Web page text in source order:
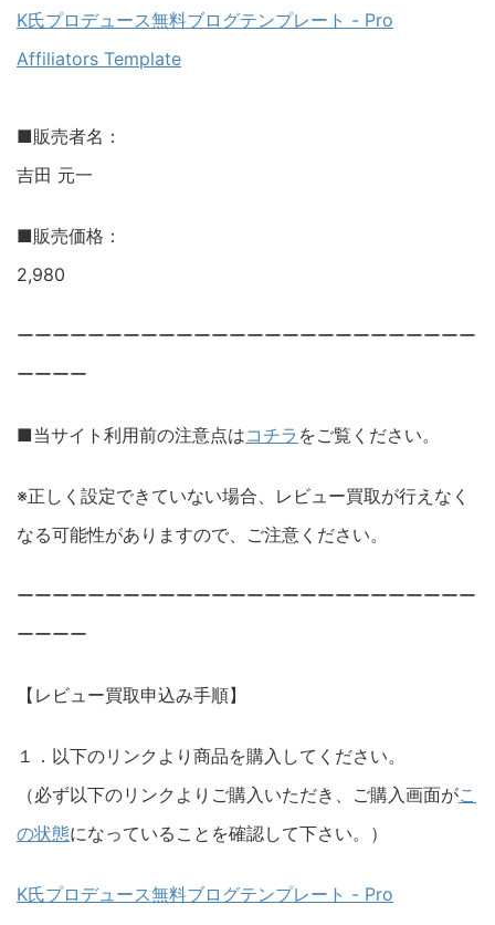
K氏プロデュース無料ブログテンプレート - Pro
Affiliators Template
■販売者名：
吉田 元一
■販売価格：
2,980
ーーーーーーーーーーーーーーーーーーーーーーーーーー
ーーーー
■当サイト利用前の注意点はコチラ をご覧ください。
※正しく設定できていない場合、レビュー買取が行えなく
なる可能性がありますので、ご注意ください。
ーーーーーーーーーーーーーーーーーーーーーーーーーー
ーーーー
【レビュー買取申込み手順】
１．以下のリンクより商品を購入してください。
（必ず以下のリンクよりご購入いただき、ご購入画面がこ
の状態になっていることを確認して下さい。）
K氏プロデュース無料ブログテンプレート - Pro